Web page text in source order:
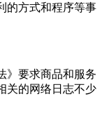
的方式和程序等事
》要求商品和服务
关的网络日志不少